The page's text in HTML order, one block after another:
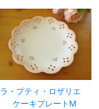
ラ・プティ・ロザリエ
ケーキプレートM